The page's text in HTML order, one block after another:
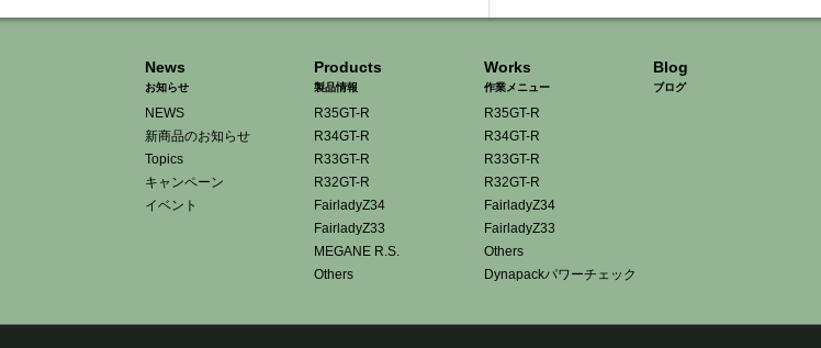
News
お知らせ
NEWS
新商品のお知らせ
Topics
キャンペーン
イベント
Products
製品情報
R35GT-R
R34GT-R
R33GT-R
R32GT-R
FairladyZ34
FairladyZ33
MEGANE R.S.
Others
Works
作業メニュー
R35GT-R
R34GT-R
R33GT-R
R32GT-R
FairladyZ34
FairladyZ33
Others
Dynapackパワーチェック
Blog
ブログ